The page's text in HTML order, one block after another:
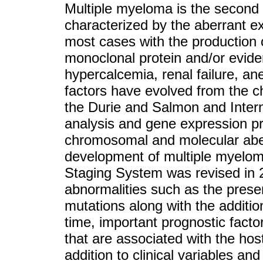
Multiple myeloma is the
characterized by the aberrant
most cases with the
monoclonal protein and/or
hypercalcemia, renal failure,
factors have evolved from the
the Durie and Salmon and
analysis and gene expression
chromosomal and molecular
development of multiple
Staging System was revised in
abnormalities such as the
mutations along with the
time, important prognostic
that are associated with the
addition to clinical variables